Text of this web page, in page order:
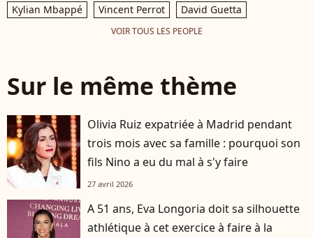
Kylian Mbappé
Vincent Perrot David Guetta
VOIR TOUS LES PEOPLE
Sur le même thème
Olivia Ruiz expatriée à Madrid pendant
trois mois avec sa famille : pourquoi son
fils Nino a eu du mal à s'y faire
27 avril 2026
A 51 ans, Eva Longoria doit sa silhouette
athlétique à cet exercice à faire à la